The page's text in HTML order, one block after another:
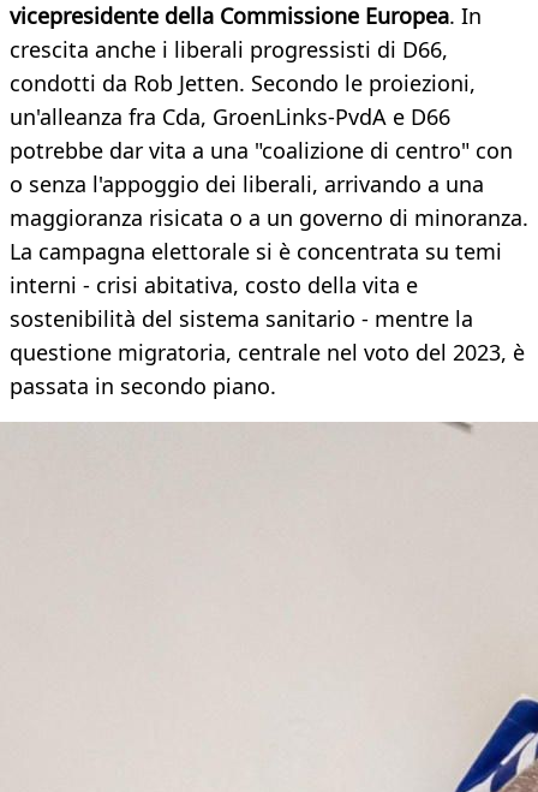
vicepresidente della Commissione Europea. In
crescita anche i liberali progressisti di D66,
condotti da Rob Jetten. Secondo le proiezioni,
un'alleanza fra Cda, GroenLinks-PvdA e D66
potrebbe dar vita a una "coalizione di centro" con
o senza l'appoggio dei liberali, arrivando a una
maggioranza risicata o a un governo di minoranza.
La campagna elettorale si è concentrata su temi
interni - crisi abitativa, costo della vita e
sostenibilità del sistema sanitario - mentre la
questione migratoria, centrale nel voto del 2023, è
passata in secondo piano.